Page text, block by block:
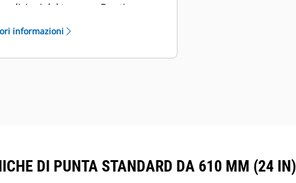
del terreno. Denti a
o a scalpello per le stazioni
informazioni
DI PUNTA STANDARD DA 610 MM (24 IN)